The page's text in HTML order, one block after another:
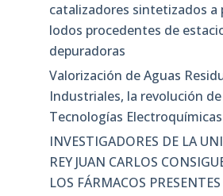
catalizadores sintetizados a
lodos procedentes de
depuradoras
Valorización de Aguas
Industriales, la revolución de
Tecnologías
INVESTIGADORES DE LA
REY JUAN CARLOS
LOS FÁRMACOS